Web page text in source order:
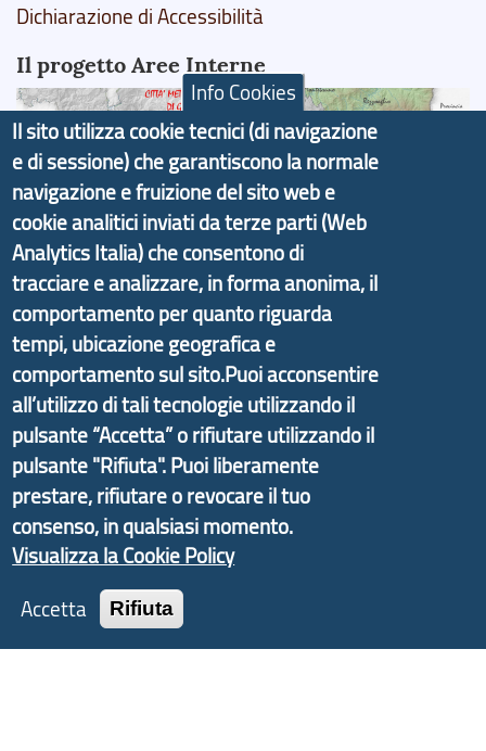
Dichiarazione di Accessibilità
Il progetto Aree Interne
Il portale di marketing territoriale e sviluppo locale
di Genova Città Metropolitana si è sviluppato a
partire dal progetto nazionale Aree Interne
promosso dal Dipartimento per lo Sviluppo
Economico e finalizzato al rilancio socio-economico
delle valli dell’entroterra. In particolare fornisce
informazioni ed aggiornamenti sullaStrategia
d'Area Antola-Tigullio, in collaborazione con Regione
Liguria ed ANCI Liguria.
Copyright © 2017 Città metropolitana di Genova |
Tecnologie e Accessibilità
Info Cookies
Il sito utilizza cookie tecnici (di navigazione
e di sessione) che garantiscono la normale
navigazione e fruizione del sito web e
cookie analitici inviati da terze parti (Web
Analytics Italia) che consentono di
tracciare e analizzare, in forma anonima, il
comportamento per quanto riguarda
tempi, ubicazione geografica e
comportamento sul sito.Puoi acconsentire
all’utilizzo di tali tecnologie utilizzando il
pulsante “Accetta” o rifiutare utilizzando il
pulsante "Rifiuta". Puoi liberamente
prestare, rifiutare o revocare il tuo
consenso, in qualsiasi momento.
Visualizza la Cookie Policy
Accetta
Rifiuta